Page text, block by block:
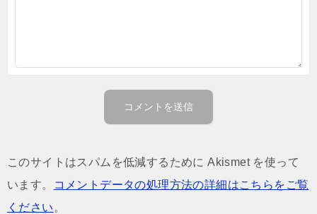
このサイトはスパムを低減するために Akismet を使って
います。
コメントデータの処理方法の詳細はこちらをご覧
ください 。